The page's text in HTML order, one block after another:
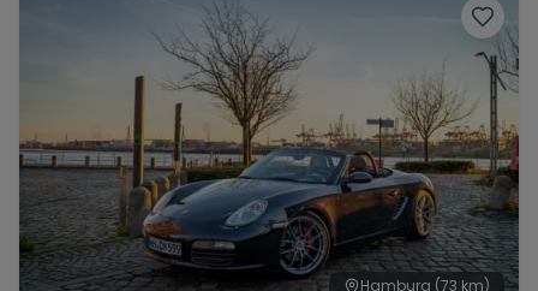
Hamburg (73 km)